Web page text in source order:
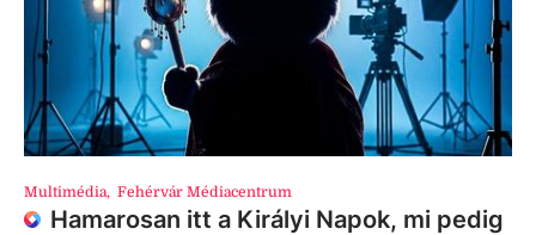
Multimédia, Fehérvár Médiacentrum
Hamarosan itt a Királyi Napok, mi pedig